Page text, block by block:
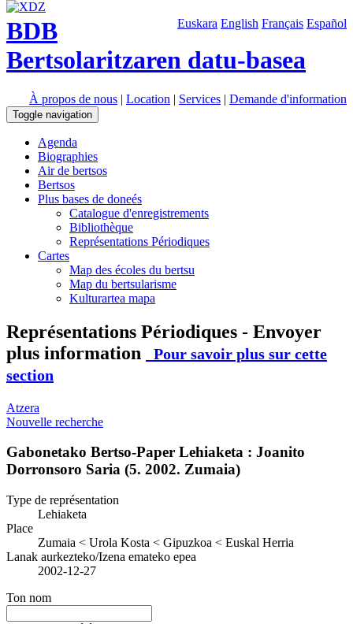
Euskara English Français Español
BDB
Bertsolaritzaren datu-basea
À propos de nous | Location | Services | Demande d'information
Toggle navigation
Agenda
Biographies
Air de bertsos
Bertsos
Plus bases de doneés
Catalogue d'enregistrements
Bibliothèque
Représentations Périodiques
Cartes
Map des écoles du bertsu
Map du bertsularisme
Kulturartea mapa
Représentations Périodiques - Envoyer
plus information
Pour savoir plus sur cette
section
Atzera
Nouvelle recherche
Gabonetako Bertso-Paper Lehiaketa : Joanito
Dorronsoro Saria (5. 2002. Zumaia)
Type de représentation
Lehiaketa
Place
Zumaia < Urola Kosta < Gipuzkoa < Euskal Herria
Lanak aurkezteko/Izena emateko epea
2002-12-27
Ton nom